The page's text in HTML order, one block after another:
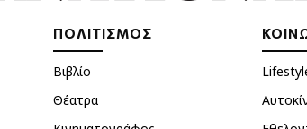
ΠΟΛΙΤΙΣΜΟΣ
Βιβλίο
Θέατρα